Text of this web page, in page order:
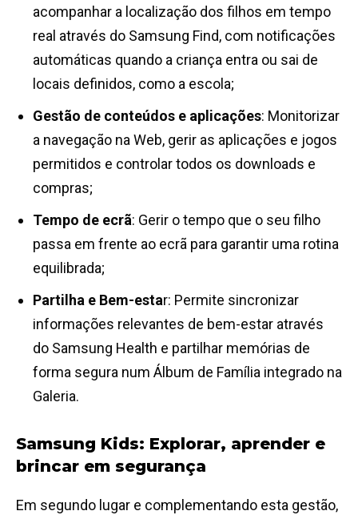
acompanhar a localização dos filhos em tempo
real através do Samsung Find, com notificações
automáticas quando a criança entra ou sai de
locais definidos, como a escola;
Gestão de conteúdos e aplicações: Monitorizar
a navegação na Web, gerir as aplicações e jogos
permitidos e controlar todos os downloads e
compras;
Tempo de ecrã: Gerir o tempo que o seu filho
passa em frente ao ecrã para garantir uma rotina
equilibrada;
Partilha e Bem-estar: Permite sincronizar
informações relevantes de bem-estar através
do Samsung Health e partilhar memórias de
forma segura num Álbum de Família integrado na
Galeria.
Samsung Kids: Explorar, aprender e
brincar em segurança
Em segundo lugar e complementando esta gestão,